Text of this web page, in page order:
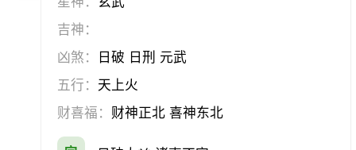
吉神：
凶煞：
日破 日刑 元武
五行： 天上火
财喜福： 财神正北 喜神东北